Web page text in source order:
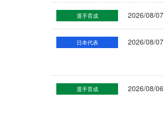
選手育成 2026/08/07
日本代表 2026/08/07
選手育成 2026/08/06